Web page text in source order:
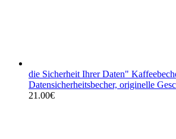
die Sicherheit Ihrer Daten"
Datensicherheitsbecher, originelle
21.00€